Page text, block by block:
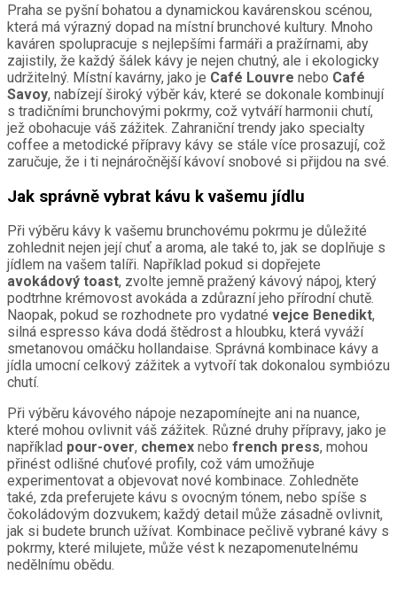
Praha se pyšní bohatou a dynamickou kavárenskou scénou,
která má výrazný dopad na místní brunchové kultury. Mnoho
kaváren spolupracuje s nejlepšími farmáři a pražírnami, aby
zajistily, že každý šálek kávy je nejen chutný, ale i ekologicky
udržitelný. Místní kavárny, jako je Café Louvre nebo Café
Savoy, nabízejí široký výběr káv, které se dokonale kombinují
s tradičními brunchovými pokrmy, což vytváří harmonii chutí,
jež obohacuje váš zážitek. Zahraniční trendy jako specialty
coffee a metodické přípravy kávy se stále více prosazují, což
zaručuje, že i ti nejnáročnější kávoví snobové si přijdou na své.
Jak správně vybrat kávu k vašemu jídlu
Při výběru kávy k vašemu brunchovému pokrmu je důležité
zohlednit nejen její chuť a aroma, ale také to, jak se doplňuje s
jídlem na vašem talíři. Například pokud si dopřejete
avokádový toast, zvolte jemně pražený kávový nápoj, který
podtrhne krémovost avokáda a zdůrazní jeho přírodní chutě.
Naopak, pokud se rozhodnete pro vydatné vejce Benedikt,
silná espresso káva dodá štědrost a hloubku, která vyváží
smetanovou omáčku hollandaise. Správná kombinace kávy a
jídla umocní celkový zážitek a vytvoří tak dokonalou symbiózu
chutí.
Při výběru kávového nápoje nezapomínejte ani na nuance,
které mohou ovlivnit váš zážitek. Různé druhy přípravy, jako je
například pour-over, chemex nebo french press, mohou
přinést odlišné chuťové profily, což vám umožňuje
experimentovat a objevovat nové kombinace. Zohledněte
také, zda preferujete kávu s ovocným tónem, nebo spíše s
čokoládovým dozvukem; každý detail může zásadně ovlivnit,
jak si budete brunch užívat. Kombinace pečlivě vybrané kávy s
pokrmy, které milujete, může vést k nezapomenutelnému
nedělnímu obědu.